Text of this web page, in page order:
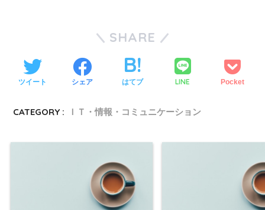
SHARE
ツイート シェア はてブ LINE Pocket
CATEGORY : ＩＴ・情報・コミュニケーション